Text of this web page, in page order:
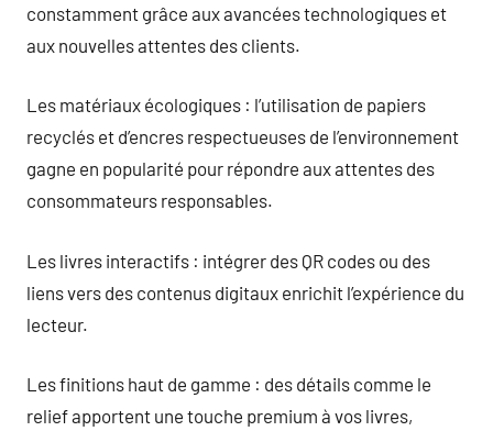
constamment grâce aux avancées technologiques et
aux nouvelles attentes des clients.
Les matériaux écologiques : l’utilisation de papiers
recyclés et d’encres respectueuses de l’environnement
gagne en popularité pour répondre aux attentes des
consommateurs responsables.
Les livres interactifs : intégrer des QR codes ou des
liens vers des contenus digitaux enrichit l’expérience du
lecteur.
Les finitions haut de gamme : des détails comme le
relief apportent une touche premium à vos livres,